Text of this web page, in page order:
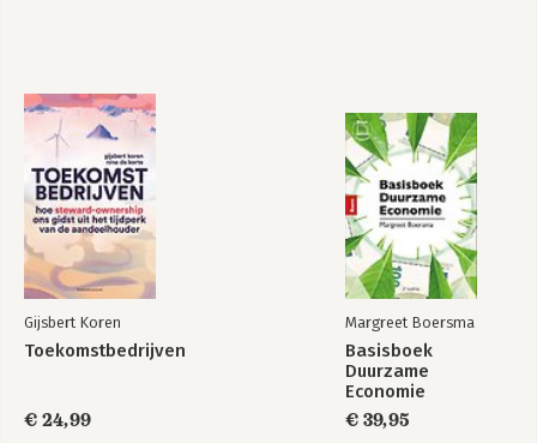
Gijsbert Koren
Toekomstbedrijven
€ 24,99
Margreet Boersma
Basisboek
Duurzame
Economie
€ 39,95